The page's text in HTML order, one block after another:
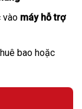
vào máy hỗ trợ
bao hoặc